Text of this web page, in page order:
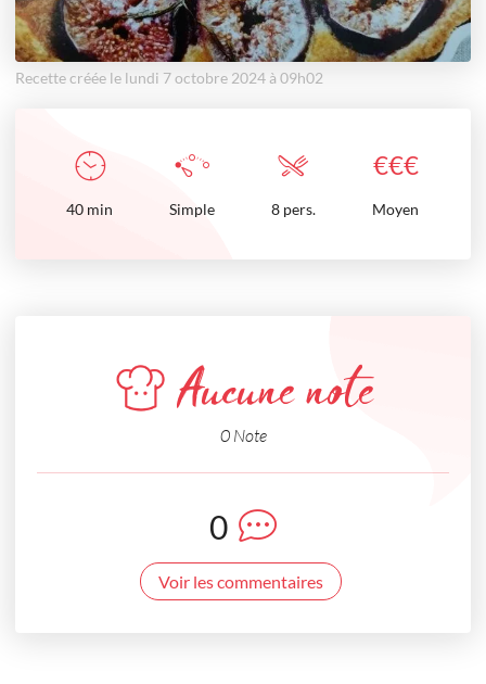
Recette créée le lundi 7 octobre 2024 à 09h02
€€€
40 min Simple 8 pers. Moyen
Aucune note
0 Note
0
Voir les commentaires